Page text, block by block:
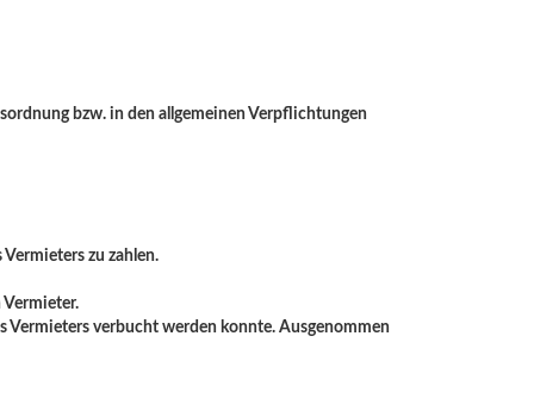
bzw. in den allgemeinen Verpflichtungen
zu zahlen.
Vermieter.
Vermieters verbucht werden konnte. Ausgenommen